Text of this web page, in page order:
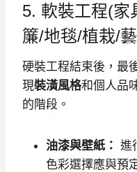
5. 軟裝工程(家
簾/地毯/植栽/
硬裝工程結束後，最
現裝潢風格和個人品
的階段。
油漆與壁紙： 進
色彩選擇應與預